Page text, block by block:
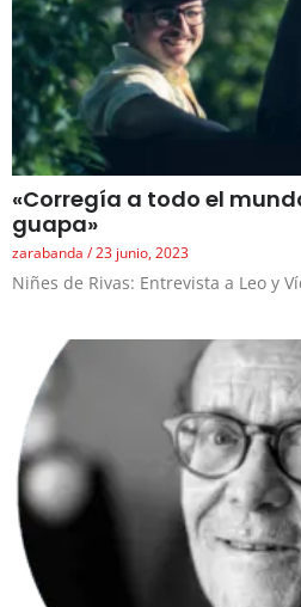
«Corregía a todo el
guapa»
zarabanda 23 junio, 2023
Niñes de Rivas: Entrevista a Leo y